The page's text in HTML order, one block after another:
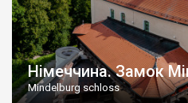
Німеччина. Замок
Mindelburg schloss